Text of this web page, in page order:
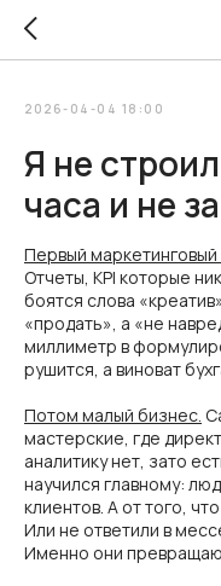
2026-04-04 18:00
Я не
часа и не
Первый
Отчеты, KPI которые
боятся слова
«продать», а «не
миллиметр в
рушится, а виноват
Потом малый бизнес.
мастерские, где
аналитику нет, зато
научился главному:
клиентов. А от того,
Или не ответили в
Именно они